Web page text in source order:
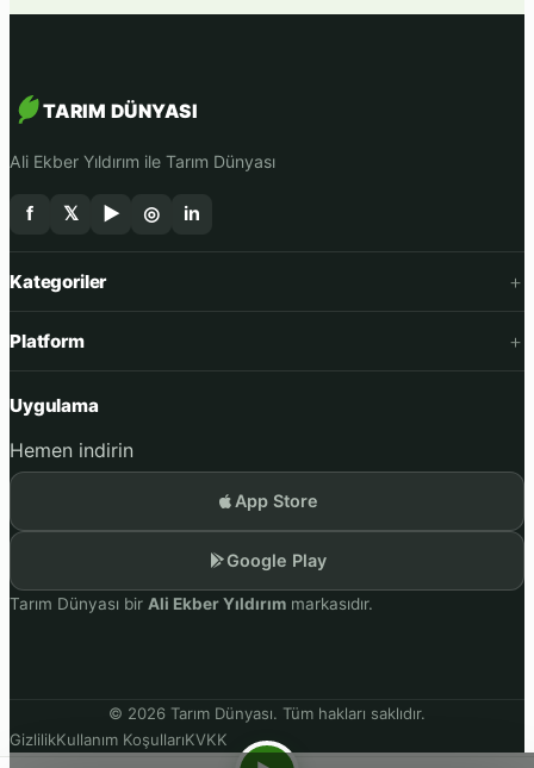
TARIM DÜNYASI
Ali Ekber Yıldırım ile Tarım Dünyası
f 𝕏 ▶ ◎ in
Kategoriler
Platform
Uygulama
Hemen indirin
App Store
Google Play
Tarım Dünyası bir Ali Ekber Yıldırım markasıdır.
© 2026 Tarım Dünyası. Tüm hakları saklıdır.
GizlilikKullanım KoşullarıKVKK